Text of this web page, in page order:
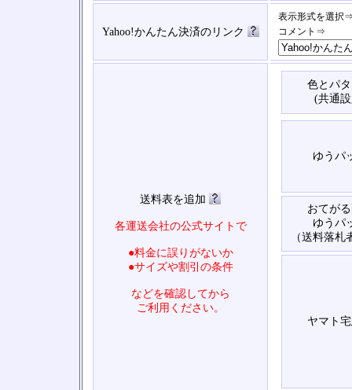
Yahoo!かんたん決済のリンク
表示形式を選択
コメント⇒
送料表を追加
各運送会社の公式サイトで
●料金に誤りがないか
●サイズや割引の条件
などを確認してから
ご利用ください。
色とパ
(共通
ゆうパ
おてが
ゆうパ
（送料落札
ヤマト